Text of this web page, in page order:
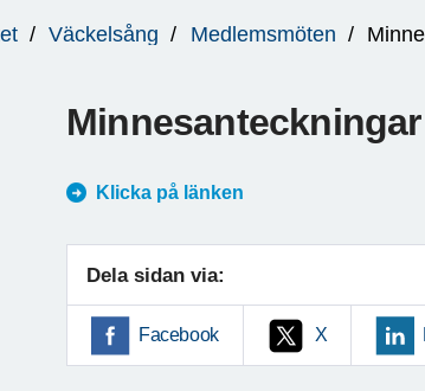
Väckelsång Medlemsmöten
Minnesanteckningar
Klicka på länken
Dela sidan via:
Facebook X